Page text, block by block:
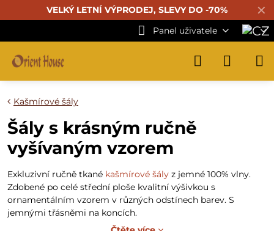
✕
VELKÝ LETNÍ VÝPRODEJ, SLEVY DO -70%
Panel uživatele
Kašmírové šály
Šály s krásným ručně
vyšívaným vzorem
Exkluzivní ručně tkané kašmírové šály z jemné 100% vlny.
Zdobené po celé střední ploše kvalitní výšivkou s
ornamentálním vzorem v různých odstínech barev. S
jemnými třásněmi na koncích.